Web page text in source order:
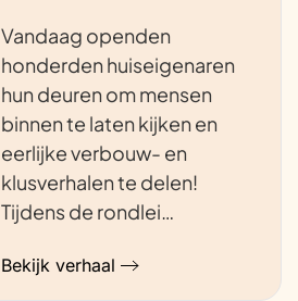
Vandaag openden
honderden huiseigenaren
hun deuren om mensen
binnen te laten kijken en
eerlijke verbouw- en
klusverhalen te delen!
Tijdens de rondlei…
Bekijk verhaal